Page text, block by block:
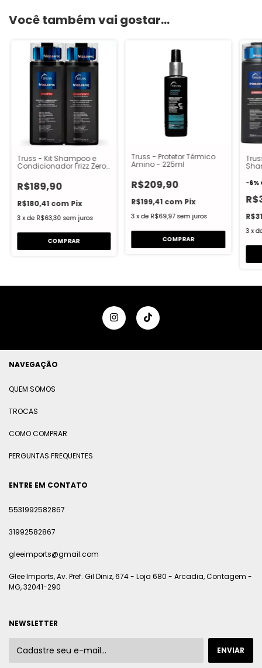
Você também vai gostar...
Truss - Kit Shampoo e
Condicionador Frizz Zero:
Condicionador 300ml
R$189,90
R$180,41 com Pix
3 xde R$63,30 sem juros
Truss - Protetor Térmico
Amino - 225ml
R$209,90
R$199,41 com Pix
3 xde R$69,97 sem juros
-6%
3 x
NAVEGAÇÃO
QUEM SOMOS
TROCAS
COMO COMPRAR
PERGUNTAS FREQUENTES
ENTRE EM CONTATO
5531992582867
31992582867
gleeimports@gmail.com
Glee Imports, Av. Pref. Gil Diniz, 674 - Loja 680 - Arcadia, Contagem -
MG, 32041-290
NEWSLETTER